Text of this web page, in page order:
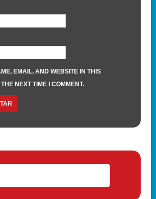
EMAIL, AND WEBSITE IN THIS
NEXT TIME I COMMENT.